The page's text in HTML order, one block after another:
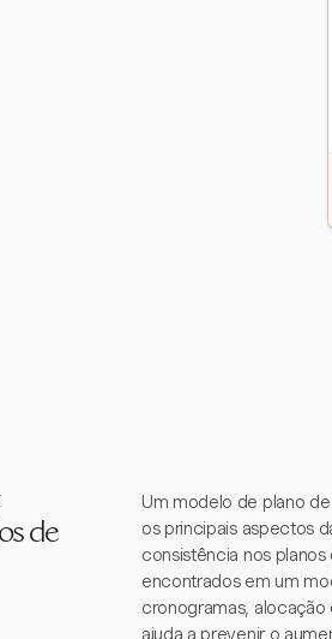
de
Um modelo de plano
os principais aspectos
consistência nos
encontrados em um
cronogramas,
ajuda a prevenir o